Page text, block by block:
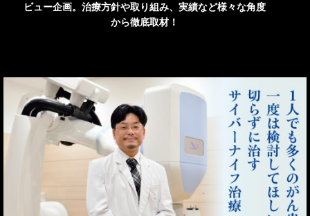
ビュー企画。治療方針や取り組み、実績など様々な角度
から徹底取材！